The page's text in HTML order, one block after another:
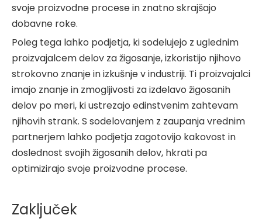
svoje proizvodne procese in znatno skrajšajo
dobavne roke.
Poleg tega lahko podjetja, ki sodelujejo z uglednim
proizvajalcem delov za žigosanje, izkoristijo njihovo
strokovno znanje in izkušnje v industriji. Ti proizvajalci
imajo znanje in zmogljivosti za izdelavo žigosanih
delov po meri, ki ustrezajo edinstvenim zahtevam
njihovih strank. S sodelovanjem z zaupanja vrednim
partnerjem lahko podjetja zagotovijo kakovost in
doslednost svojih žigosanih delov, hkrati pa
optimizirajo svoje proizvodne procese.
Zaključek